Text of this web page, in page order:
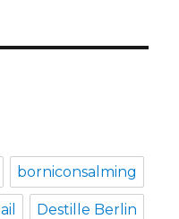
borniconsalming
Destille Berlin